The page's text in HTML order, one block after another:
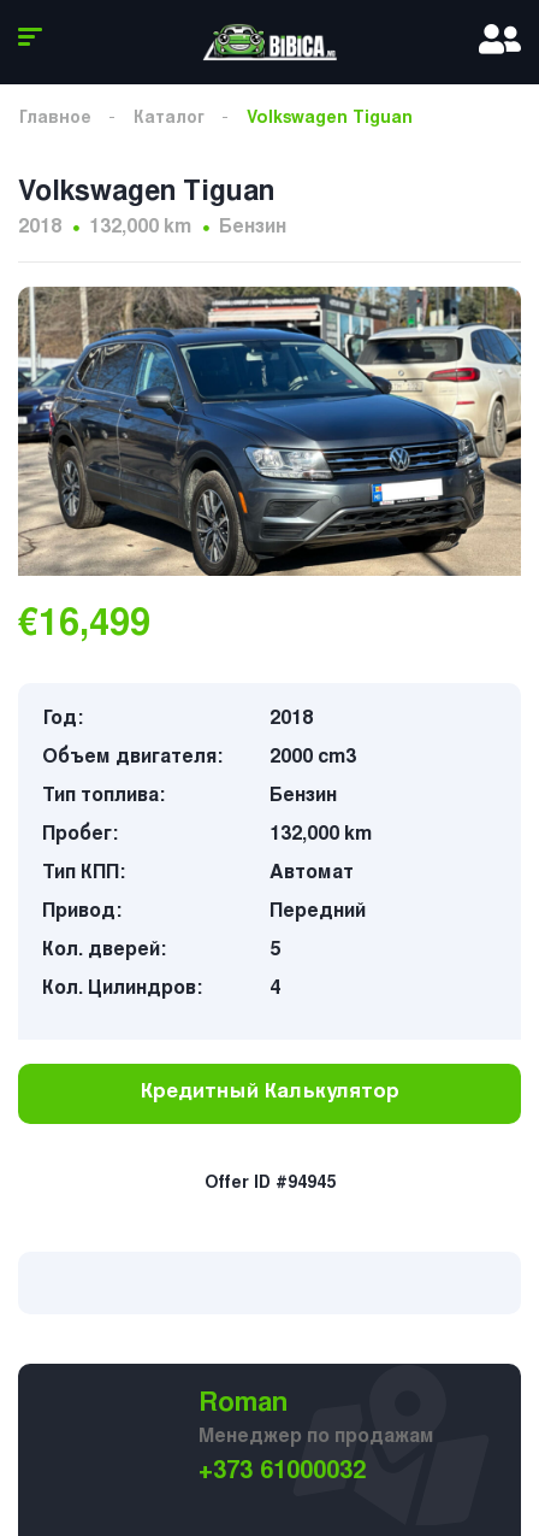
Главное Каталог Volkswagen Tiguan
Volkswagen Tiguan
2018 132,000 km Бензин
€16,499
Год:
2018
Объем двигателя:
2000 cm3
Тип топлива:
Бензин
Пробег:
132,000 km
Тип КПП:
Автомат
Привод:
Передний
Кол. дверей:
5
Кол. Цилиндров:
4
Кредитный Калькулятор
Offer ID #94945
Roman
Менеджер по продажам
+373 61000032